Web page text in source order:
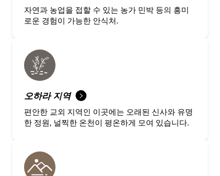
자연과 농업을 접할 수 있는 농가 민박 등의 흥미
로운 경험이 가능한 안식처.
오하라 지역
편안한 교외 지역인 이곳에는 오래된 신사와 유명
한 정원, 널찍한 온천이 평온하게 모여 있습니다.